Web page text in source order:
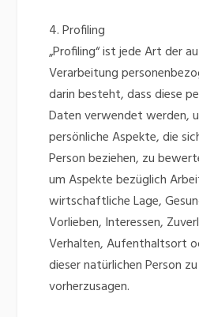
4. Profiling
„Profiling“ ist jede Art der
Verarbeitung
darin besteht, dass diese
Daten verwendet werden,
persönliche Aspekte, die
Person beziehen, zu
um Aspekte bezüglich
wirtschaftliche Lage,
Vorlieben, Interessen,
Verhalten, Aufenthaltsort
dieser natürlichen Person
vorherzusagen.